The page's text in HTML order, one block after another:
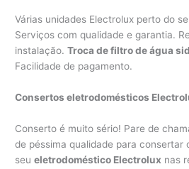
Várias unidades Electrolux perto do
Serviços com qualidade e garantia.
instalação.Troca de filtro de água
Facilidade de pagamento.
Consertos eletrodomésticos
Conserto é muito sério! Pare de
de péssima qualidade para consertar
seueletrodoméstico Electrolux nas